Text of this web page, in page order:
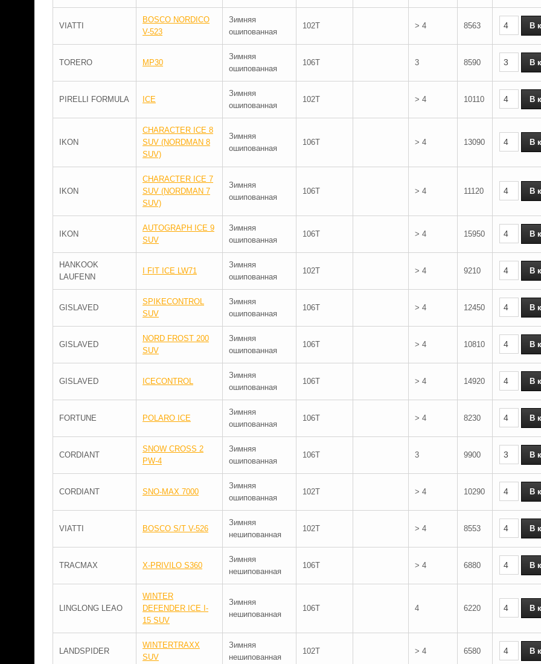
VIATTI
BOSCO NORDICO
V-523
Зимняя
ошипованная
102T > 4 8563
TORERO MP30
Зимняя
ошипованная
106T 3 8590
PIRELLI FORMULA ICE
Зимняя
ошипованная
102T > 4 10110
IKON
CHARACTER ICE 8
SUV (NORDMAN 8
SUV)
Зимняя
ошипованная
106T > 4 13090
IKON
CHARACTER ICE 7
SUV (NORDMAN 7
SUV)
Зимняя
ошипованная
106T > 4 11120
IKON
AUTOGRAPH ICE 9
SUV
Зимняя
ошипованная
106T > 4 15950
HANKOOK
LAUFENN
I FIT ICE LW71
Зимняя
ошипованная
102T > 4 9210
GISLAVED
SPIKECONTROL
SUV
Зимняя
ошипованная
106T > 4 12450
GISLAVED
NORD FROST 200
SUV
Зимняя
ошипованная
106T > 4 10810
GISLAVED ICECONTROL
Зимняя
ошипованная
106T > 4 14920
FORTUNE POLARO ICE
Зимняя
ошипованная
106T > 4 8230
CORDIANT
SNOW CROSS 2
PW-4
Зимняя
ошипованная
106T 3 9900
CORDIANT SNO-MAX 7000
Зимняя
ошипованная
102T > 4 10290
VIATTI BOSCO S/T V-526
Зимняя
нешипованная
102T > 4 8553
TRACMAX X-PRIVILO S360
Зимняя
нешипованная
106T > 4 6880
LINGLONG LEAO
WINTER
DEFENDER ICE I-
15 SUV
Зимняя
нешипованная
106T 4 6220
LANDSPIDER
WINTERTRAXX
SUV
Зимняя
нешипованная
102T > 4 6580